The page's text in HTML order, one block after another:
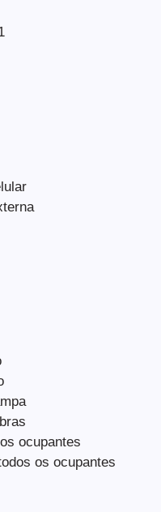
ocupantes
os ocupantes